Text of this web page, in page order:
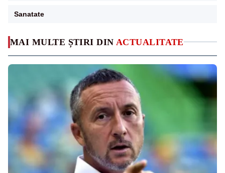
MAI MULTE ȘTIRI DIN ACTUALITATE
Sanatate